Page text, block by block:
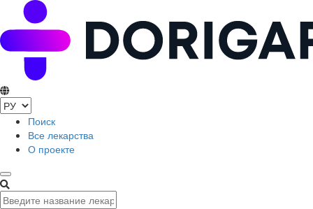
Поиск
Все лекарства
О проекте